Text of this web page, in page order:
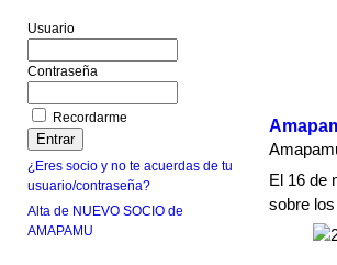
Usuario
Contraseña
Recordarme
¿Eres socio y no te acuerdas de tu
usuario/contraseña?
Alta de NUEVO SOCIO de
AMAPAMU
El 16 de
sobre